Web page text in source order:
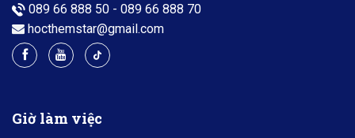
089 66 888 50 - 089 66 888 70
hocthemstar@gmail.com
Giờ làm việc